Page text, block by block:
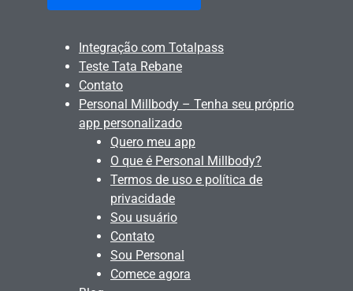
Integração com Totalpass
Teste Tata Rebane
Contato
Personal Millbody – Tenha seu próprio
app personalizado
Quero meu app
O que é Personal Millbody?
Termos de uso e política de
privacidade
Sou usuário
Contato
Sou Personal
Comece agora